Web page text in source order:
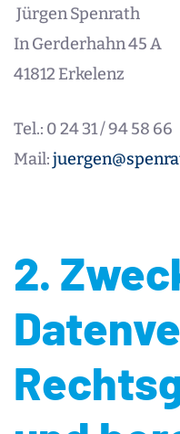
Jürgen Spenrath
In Gerderhahn 45 A
41812 Erkelenz
Tel.: 0 24 31 / 94 58 66
Mail:
2.